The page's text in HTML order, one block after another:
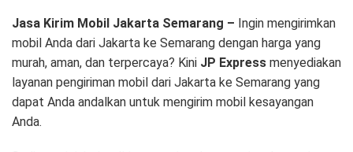
Jasa Kirim Mobil Jakarta Semarang – Ingin mengirimkan
mobil Anda dari Jakarta ke Semarang dengan harga yang
murah, aman, dan terpercaya? Kini JP Express menyediakan
layanan pengiriman mobil dari Jakarta ke Semarang yang
dapat Anda andalkan untuk mengirim mobil kesayangan
Anda.